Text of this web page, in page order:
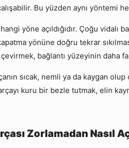
Bu yüzden aynı yöntemi
yöne açıldığıdır. Çoğu vidalı
yönüne doğru tekrar
çevirmek, bağlantı yüzeyinin daha
sıcak, nemli ya da kaygan
kuru bir bezle tutmak, elin
Zorlamadan Nasıl